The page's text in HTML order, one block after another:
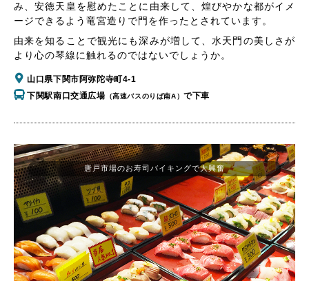
み、安徳天皇を慰めたことに由来して、煌びやかな都がイメ
ージできるよう竜宮造りで門を作ったとされています。
由来を知ることで観光にも深みが増して、水天門の美しさが
より心の琴線に触れるのではないでしょうか。
山口県下関市阿弥陀寺町4-1
下関駅南口交通広場 （高速バスのりば南A）で下車
唐戸市場のお寿司バイキングで大興奮